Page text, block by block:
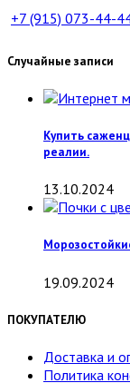
+7 (915) 073-44-
Случайные записи
Купить
реалии.
13.10.2024
19.09.2024
ПОКУПАТЕЛЮ
Доставка и
Политика